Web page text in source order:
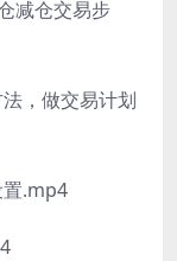
减仓交易步
，做交易计划
置.mp4